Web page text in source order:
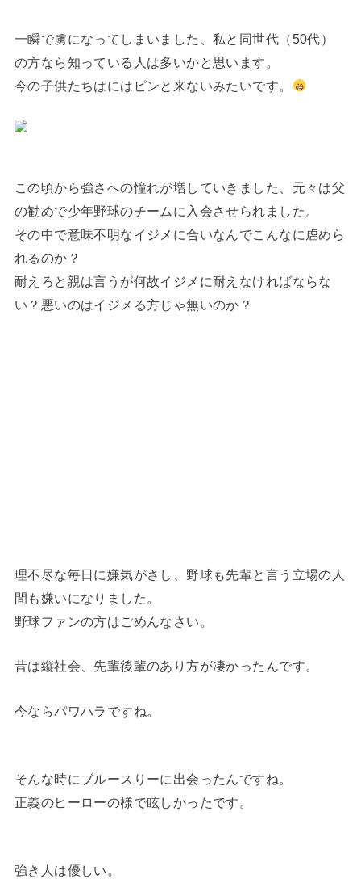
一瞬で虜になってしまいました、私と同世代（50代）
の方なら知っている人は多いかと思います。
今の子供たちはにはピンと来ないみたいです。
この頃から強さへの憧れが増していきました、元々は父
の勧めで少年野球のチームに入会させられました。
その中で意味不明なイジメに合いなんでこんなに虐めら
れるのか？
耐えろと親は言うが何故イジメに耐えなければならな
い？悪いのはイジメる方じゃ無いのか？
理不尽な毎日に嫌気がさし、野球も先輩と言う立場の人
間も嫌いになりました。
野球ファンの方はごめんなさい。
昔は縦社会、先輩後輩のあり方が凄かったんです。
今ならパワハラですね。
そんな時にブルースりーに出会ったんですね。
正義のヒーローの様で眩しかったです。
強き人は優しい。